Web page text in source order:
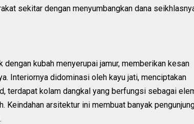
sekitar dengan menyumbangkan dana
kubah menyerupai jamur, memberikan kesan
Interiornya didominasi oleh kayu jati, menciptakan
terdapat kolam dangkal yang berfungsi sebagai
Keindahan arsitektur ini membuat banyak